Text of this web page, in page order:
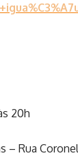
20h
– Rua